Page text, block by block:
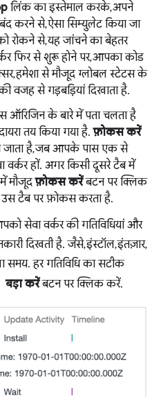
लिंक का इस्तेमाल करके, अपने
करने से, ऐसा सिम्युलेट किया जा
रोकने से, यह जांचने का बेहतर
फिर से शुरू होने पर, आपका कोड
हमेशा से मौजूद ग्लोबल स्टेटस के
वजह से गड़बड़ियां दिखाता है.
के बारे में पता चलता है
तय किया गया है.फ़ोकस करें
जाता है, जब आपके पास एक से
वर्कर हों. अगर किसी दूसरे टैब में
मौजूदफ़ोकस करेंबटन पर क्लिक
उस टैब पर फ़ोकस करता है.
सेवा वर्कर की गतिविधियां और
दिखती है. जैसे, इंस्टॉल, इंतज़ार,
हर गतिविधि का सटीक
बड़ा करेंबटन पर क्लिक करें.